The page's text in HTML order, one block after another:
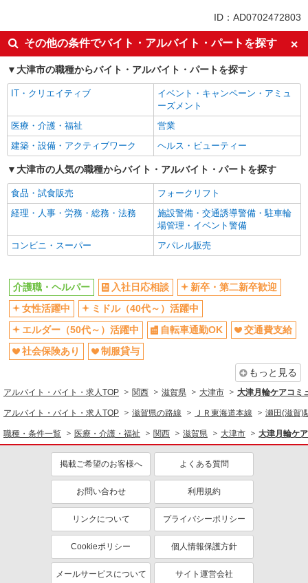
入社日応相談
新卒・第二新卒歓迎
女性活躍中
ミドル（40代～）活躍中
エルダー（50代～）活躍中
自転車通勤OK
交通費支給
社会保険あり
制服貸与
研修制度あり
給与前払いOK
経験者・有資格者歓迎
朝
昼
夕方
髪型・髪色自由
髭（ひげ）OK
ネイルOK
車通勤OK
バイク通勤OK
残業少なめ（月20h未満）
産休・育休取得実績あり
社員登用あり
同じ職種から求人を探す
医療・介護・福祉
介護職・ヘルパー
同じ特徴から求人を探す
社会保険あり
車通勤OK
産休・育休取得実績あり
社員登用あり
ID：AD0702472803
その他の条件でバイト・アルバイト・パートを探す
大津市の職種からバイト・アルバイト・パートを探す
IT・クリエイティブ
イベント・キャンペーン・アミュ
ーズメント
医療・介護・福祉
営業
建築・設備・アクティブワーク
ヘルス・ビューティー
大津市の人気の職種からバイト・アルバイト・パートを探す
食品・試食販売
フォークリフト
経理・人事・労務・総務・法務
施設警備・交通誘導警備・駐車輪
場管理・イベント警備
コンビニ・スーパー
アパレル販売
介護職・ヘルパー 入社日応相談
新卒・第二新卒歓迎
女性活躍中
ミドル（40代～）活躍中
エルダー（50代～）活躍中
自転車通勤OK
交通費支給
社会保険あり
制服貸与
もっと見る
アルバイト・バイト・求人TOP 関西 滋賀県 大津市 大津月輪ケアコミ
アルバイト・バイト・求人TOP 滋賀県の路線 ＪＲ東海道本線 瀬田(滋賀)
職種・条件一覧 医療・介護・福祉 関西 滋賀県 大津市 大津月輪ケ
掲載ご希望のお客様へ よくある質問
お問い合わせ 利用規約
リンクについて プライバシーポリシー
Cookieポリシー 個人情報保護方針
メールサービスについて サイト運営会社